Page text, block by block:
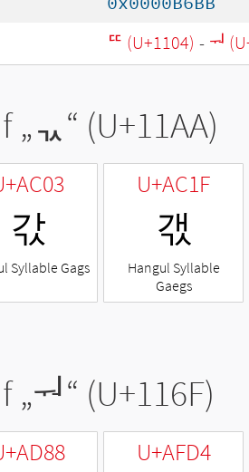
ᄄ (U+1104) - ᅯ
„ᆪ“ (U+11AA)
갃
Syllable Gags
U+AC1F
갟
Hangul Syllable
Gaegs
„ᅯ“ (U+116F)
U+AFD4